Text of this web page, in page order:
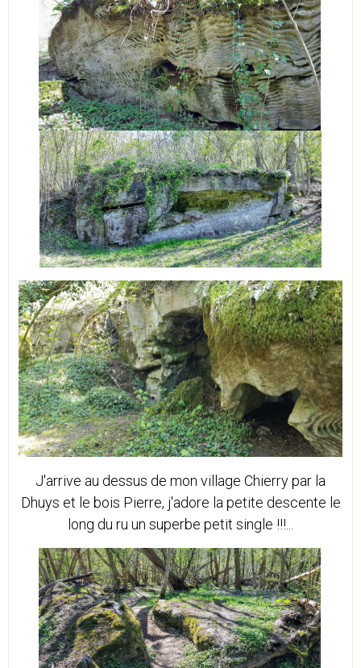
J'arrive au dessus de mon village Chierry par la
Dhuys et le bois Pierre, j'adore la petite descente le
long du ru un superbe petit single !!!...